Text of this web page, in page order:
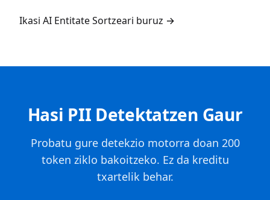
Ikasi AI Entitate Sortzeari buruz →
Hasi PII Detektatzen Gaur
Probatu gure detekzio motorra doan 200
token ziklo bakoitzeko. Ez da kreditu
txartelik behar.